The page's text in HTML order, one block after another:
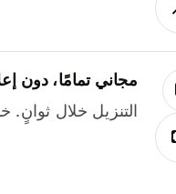
مجاني تمامًا، دون
التنزيل خلال